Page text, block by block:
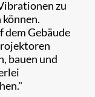
zu
dem Gebäude
bauen und